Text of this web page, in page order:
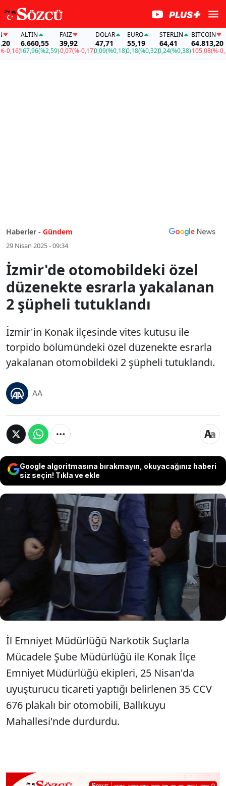
ALTIN
6.660,55
167,96(%2,59)
FAİZ
39,92
-0,07(%-0,17)
DOLAR
47,71
0,09(%0,18)
EURO
55,19
0,18(%0,32)
STERLIN
64,41
0,24(%0,38)
BITCOIN
64.813,20
-105,08(%-
Haberler - Gündem
29 Nisan 2025 - 09:34
İzmir'de otomobildeki özel
düzenekte esrarla yakalanan
2 şüpheli tutuklandı
İzmir'in Konak ilçesinde vites kutusu ile
torpido bölümündeki özel düzenekte esrarla
yakalanan otomobildeki 2 şüpheli tutuklandı.
AA
Google algoritmasına bırakmayın, okuyacağınız haberi
siz seçin! Tıkla ve ekle
İzmir'in Konak ilçesinde vites kutusu ile
torpido bölümündeki özel düzenekte
esrarla yakalanan otomobildeki 2
şüpheli tutuklandı.
İl Emniyet Müdürlüğü Narkotik Suçlarla
Mücadele Şube Müdürlüğü ile Konak İlçe
Emniyet Müdürlüğü ekipleri, 25 Nisan'da
uyuşturucu ticareti yaptığı belirlenen 35 CCV
676 plakalı bir otomobili, Ballıkuyu
Mahallesi'nde durdurdu.